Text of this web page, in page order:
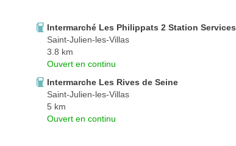
Intermarché Les Philippats 2 Station Services
Saint-Julien-les-Villas
3.8 km
Ouvert en continu
Intermarche Les Rives de Seine
Saint-Julien-les-Villas
5 km
Ouvert en continu